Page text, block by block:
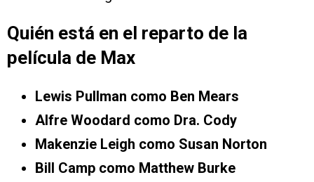
Quién está en el reparto de la
película de Max
Lewis Pullman como Ben Mears
Alfre Woodard como Dra. Cody
Makenzie Leigh como Susan Norton
Bill Camp como Matthew Burke